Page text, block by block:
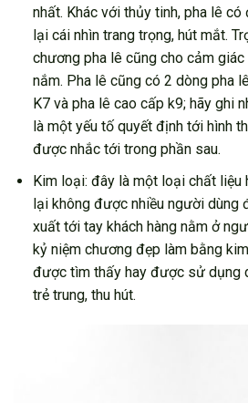
nhất. Khác với thủy tinh, pha lê
lại cái nhìn trang trọng, hút mắt.
chương pha lê cũng cho cảm
nắm. Pha lê cũng có 2 dòng pha
K7 và pha lê cao cấp k9; hãy ghi
là một yếu tố quyết định tới hình
được nhắc tới trong phần sau.
Kim loại: đây là một loại chất liệu
lại không được nhiều người dùng
xuất tới tay khách hàng nằm ở
kỷ niệm chương đẹp làm bằng
được tìm thấy hay được sử dụng
trẻ trung, thu hút.